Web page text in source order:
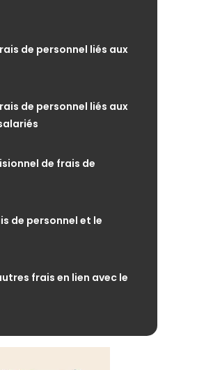
de personnel liés aux
de personnel liés aux
de frais de
de personnel et le
frais en lien avec le